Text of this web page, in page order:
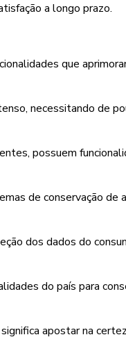
a longo prazo.
que
necessitando de
possuem
de conservação de
dos dados do
do país para
significa apostar na